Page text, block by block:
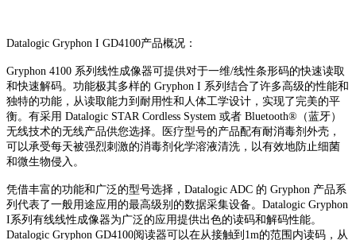
Datalogic Gryphon I GD4100产品概况：
Gryphon 4100 系列线性成像器可提供对于一维/线性条形码的快速读取
和快速解码。功能极其多样的 Gryphon I 系列结合了许多高级的性能和
独特的功能，从读取能力到耐用性和人体工学设计，实现了完美的平
衡。有采用 Datalogic STAR Cordless System 或者 Bluetooth®（蓝牙）
无线技术的无线产品供您选择。医疗型号的产品配有耐消毒剂外壳，
可以承受每天被强烈刺激的消毒剂化学溶液清洗，以有效地防止细菌
和微生物侵入。
凭借丰富的功能和广泛的型号选择，Datalogic ADC 的 Gryphon 产品系
列代表了一般用途应用的最高级别的数据采集设备。Datalogic Gryphon
I系列有线线性成像器为广泛的应用提供出色的读码和解码性能。
Datalogic Gryphon GD4100阅读器可以在从接触到1m的范围内读码，从